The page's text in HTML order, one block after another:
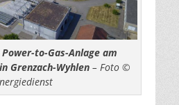
to-Gas-Anlage am
Grenzach-Wyhlen – Foto ©